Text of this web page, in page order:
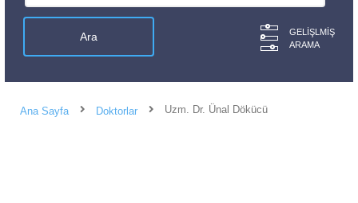
GELIŞLMIŞ
ARAMA
Ana Sayfa Doktorlar Uzm. Dr. Ünal Dökücü